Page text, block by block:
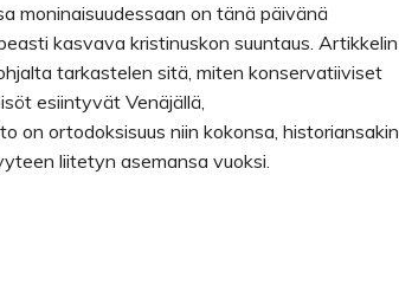
moninaisuudessaan on tänä päivänä
kasvava kristinuskon suuntaus. Artikkelin
tarkastelen sitä, miten konservatiiviset
esiintyvät Venäjällä,
on ortodoksisuus niin kokonsa, historiansakin
liitetyn asemansa vuoksi.